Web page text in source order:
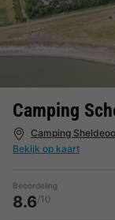
Camping
Camping
Bekijk op kaart
Beoordeling
8.6/10